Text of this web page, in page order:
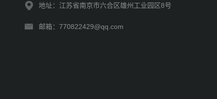
地址：江苏省南京市六合区雄州工业园区8号
邮箱：770822429@qq.com